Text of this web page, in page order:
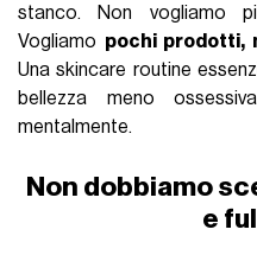
stanco. Non vogliamo
Vogliamo pochi prodotti,
Una skincare routine
bellezza meno
mentalmente.
Non dobbiamo
e